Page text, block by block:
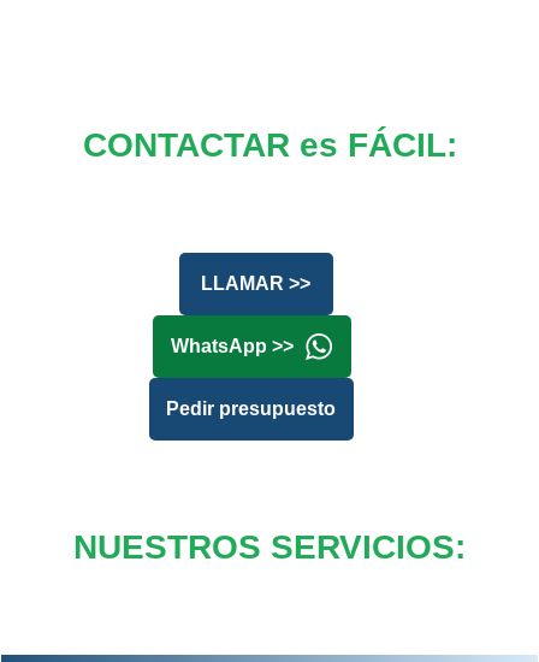
CONTACTAR es FÁCIL:
LLAMAR >>
WhatsApp >>
Pedir presupuesto
NUESTROS SERVICIOS: